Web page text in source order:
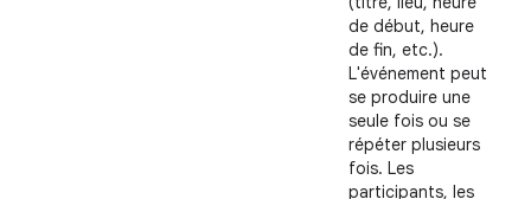
de début, heure
de fin, etc.).
L'événement peut
se produire une
seule fois ou se
répéter plusieurs
fois. Les
participants, les